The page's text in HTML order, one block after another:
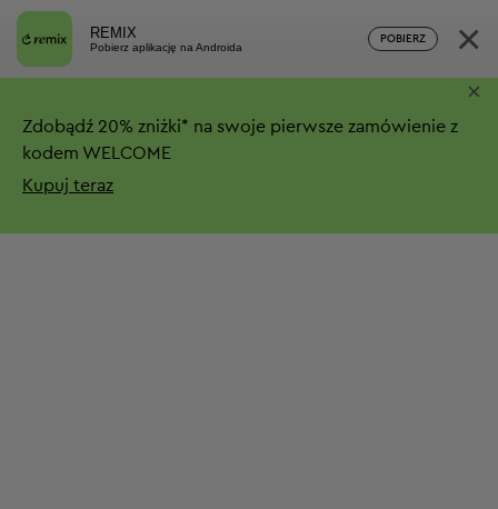
REMIX
Pobierz aplikację na Androida
POBIERZ ×
Zdobądź 20% zniżki* na swoje pierwsze zamówienie z
kodem WELCOME
Kupuj teraz
×